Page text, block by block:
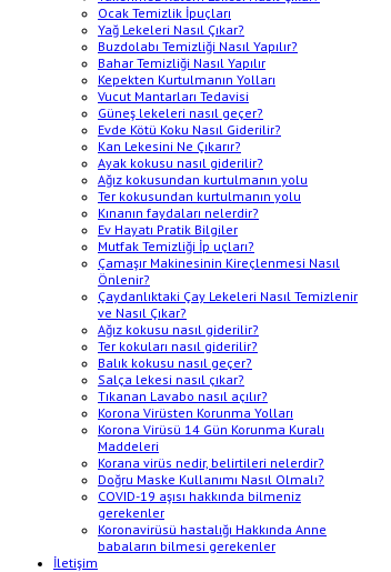
Ocak Temizlik İpuçları
Yağ Lekeleri Nasıl Çıkar?
Buzdolabı Temizliği Nasıl Yapılır?
Bahar Temizliği Nasıl Yapılır
Kepekten Kurtulmanın Yolları
Vucut Mantarları Tedavisi
Güneş lekeleri nasıl geçer?
Evde Kötü Koku Nasıl Giderilir?
Kan Lekesini Ne Çıkarır?
Ayak kokusu nasıl giderilir?
Ağız kokusundan kurtulmanın yolu
Ter kokusundan kurtulmanın yolu
Kınanın faydaları nelerdir?
Ev Hayatı Pratik Bilgiler
Mutfak Temizliği İp uçları?
Çamaşır Makinesinin Kireçlenmesi Nasıl
Önlenir?
Çaydanlıktaki Çay Lekeleri Nasıl Temizlenir
ve Nasıl Çıkar?
Ağız kokusu nasıl giderilir?
Ter kokuları nasıl giderilir?
Balık kokusu nasıl geçer?
Salça lekesi nasıl çıkar?
Tıkanan Lavabo nasıl açılır?
Korona Virüsten Korunma Yolları
Korona Virüsü 14 Gün Korunma Kuralı
Maddeleri
Korana virüs nedir, belirtileri nelerdir?
Doğru Maske Kullanımı Nasıl Olmalı?
COVID-19 aşısı hakkında bilmeniz
gerekenler
Koronavirüsü hastalığı Hakkında Anne
babaların bilmesi gerekenler
İletişim